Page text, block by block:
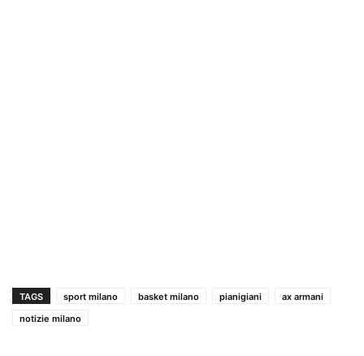
TAGS sport milano basket milano pianigiani
ax armani
notizie milano